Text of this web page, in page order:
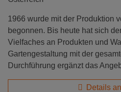
1966 wurde mit der Produktion
begonnen. Bis heute hat sich
Vielfaches an Produkten und
Gartengestaltung mit der
Durchführung ergänzt das
Details